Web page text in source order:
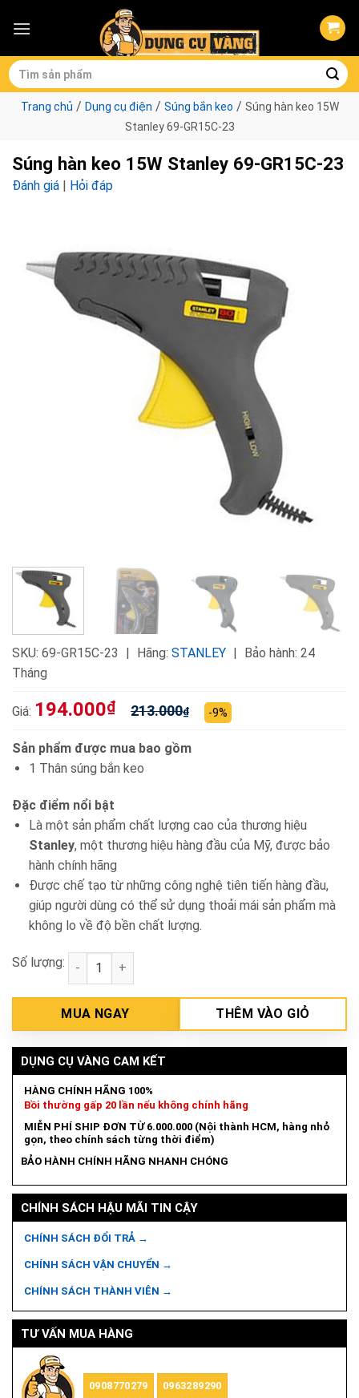
Tìm
kiếm:
Trang chủ / Dụng cụ điện / Súng bắn keo / Súng hàn keo 15W
Stanley 69-GR15C-23
Súng hàn keo 15W Stanley 69-GR15C-23
Đánh giá | Hỏi đáp
SKU: 69-GR15C-23 Hãng: STANLEY
Bảo hành: 24
Tháng
Giá: 194.000₫ 213.000₫ -9%
Sản phẩm được mua bao gồm
1 Thân súng bắn keo
Đặc điểm nổi bật
Là một sản phẩm chất lượng cao của thương hiệu
Stanley, một thương hiệu hàng đầu của Mỹ, được bảo
hành chính hãng
Được chế tạo từ những công nghệ tiên tiến hàng đầu,
giúp người dùng có thể sử dụng thoải mái sản phẩm mà
không lo về độ bền chất lượng.
Số lượng: Súng hàn keo 15W Stanley 69-GR15C-23 số lượng
MUA NGAY THÊM VÀO GIỎ
DỤNG CỤ VÀNG CAM KẾT
HÀNG CHÍNH HÃNG 100%
Bồi thường gấp 20 lần nếu không chính hãng
MIỄN PHÍ SHIP ĐƠN TỪ 6.000.000 (Nội thành HCM, hàng nhỏ
gọn, theo chính sách từng thời điểm)
BẢO HÀNH CHÍNH HÃNG NHANH CHÓNG
CHÍNH SÁCH HẬU MÃI TIN CẬY
CHÍNH SÁCH ĐỔI TRẢ →
CHÍNH SÁCH VẬN CHUYỂN →
CHÍNH SÁCH THÀNH VIÊN →
TƯ VẤN MUA HÀNG
0908770279 0963289290